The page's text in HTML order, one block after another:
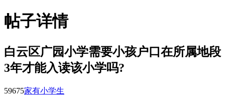
帖子详情
白云区广园小学需要小孩户口在所属地段
3年才能入读该小学吗?
59675家有小学生